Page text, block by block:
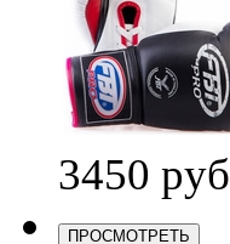
3450 руб
ПРОСМОТРЕТЬ